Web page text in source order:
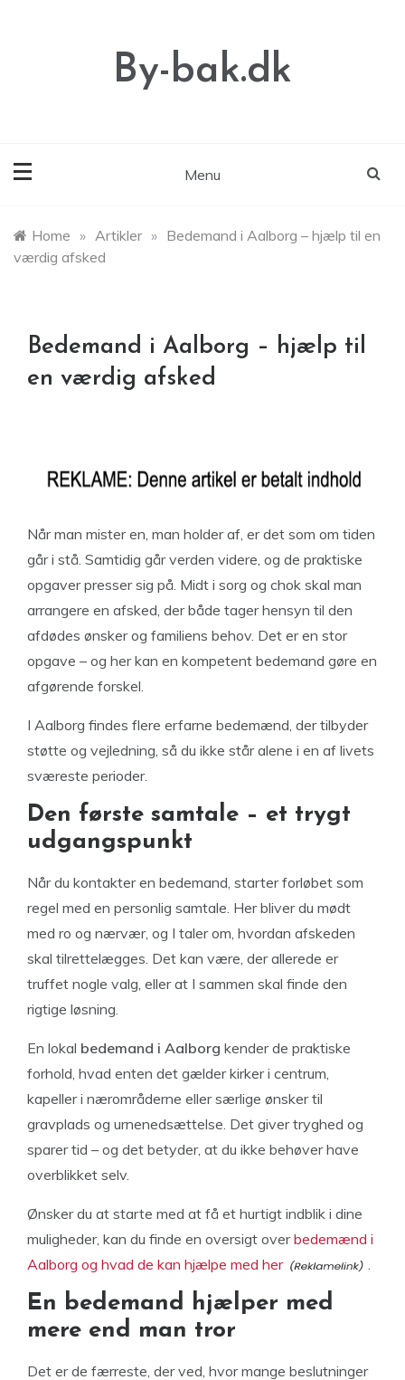
By-bak.dk
Menu
Home » Artikler » Bedemand i Aalborg – hjælp til en
værdig afsked
Bedemand i Aalborg – hjælp til
en værdig afsked
Når man mister en, man holder af, er det som om tiden
går i stå. Samtidig går verden videre, og de praktiske
opgaver presser sig på. Midt i sorg og chok skal man
arrangere en afsked, der både tager hensyn til den
afdødes ønsker og familiens behov. Det er en stor
opgave – og her kan en kompetent bedemand gøre en
afgørende forskel.
I Aalborg findes flere erfarne bedemænd, der tilbyder
støtte og vejledning, så du ikke står alene i en af livets
sværeste perioder.
Den første samtale – et trygt
udgangspunkt
Når du kontakter en bedemand, starter forløbet som
regel med en personlig samtale. Her bliver du mødt
med ro og nærvær, og I taler om, hvordan afskeden
skal tilrettelægges. Det kan være, der allerede er
truffet nogle valg, eller at I sammen skal finde den
rigtige løsning.
En lokal bedemand i Aalborg kender de praktiske
forhold, hvad enten det gælder kirker i centrum,
kapeller i nærområderne eller særlige ønsker til
gravplads og urnenedsættelse. Det giver tryghed og
sparer tid – og det betyder, at du ikke behøver have
overblikket selv.
Ønsker du at starte med at få et hurtigt indblik i dine
muligheder, kan du finde en oversigt overbedemænd i
Aalborg og hvad de kan hjælpe med her
.
En bedemand hjælper med
mere end man tror
Det er de færreste, der ved, hvor mange beslutninger